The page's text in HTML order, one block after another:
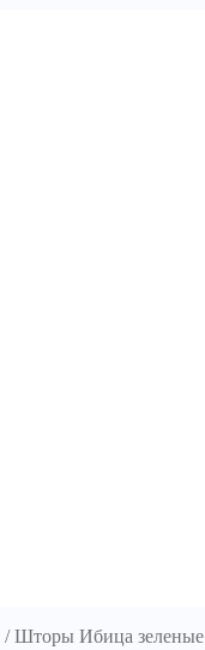
/Шторы Ибица зеленые